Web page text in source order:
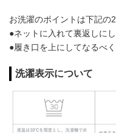
お洗濯のポイントは下記の2
●ネットに入れて裏返しに
●履き口を上にしてなるべ
洗濯表示について